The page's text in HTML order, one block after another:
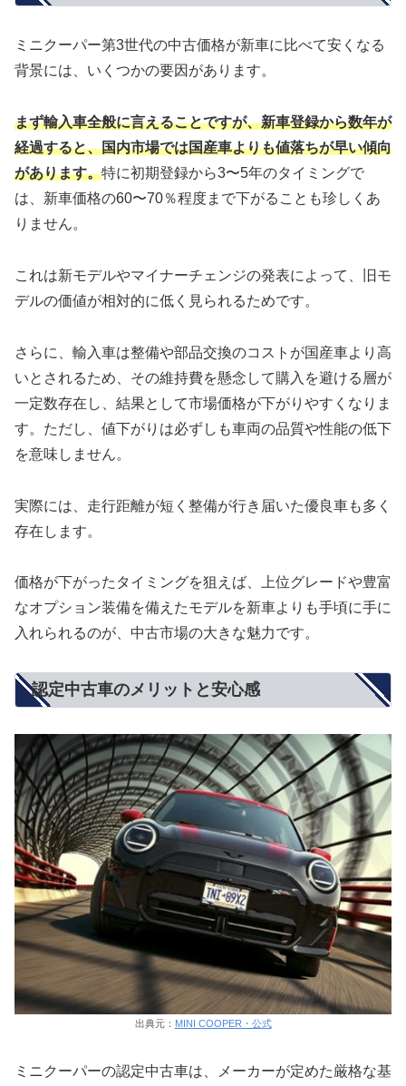
ミニクーパー第3世代の中古価格が新車に比べて安くなる
背景には、いくつかの要因があります。
まず輸入車全般に言えることですが、新車登録から数年が
経過すると、国内市場では国産車よりも値落ちが早い傾向
があります。特に初期登録から3〜5年のタイミングで
は、新車価格の60〜70％程度まで下がることも珍しくあ
りません。
これは新モデルやマイナーチェンジの発表によって、旧モ
デルの価値が相対的に低く見られるためです。
さらに、輸入車は整備や部品交換のコストが国産車より高
いとされるため、その維持費を懸念して購入を避ける層が
一定数存在し、結果として市場価格が下がりやすくなりま
す。ただし、値下がりは必ずしも車両の品質や性能の低下
を意味しません。
実際には、走行距離が短く整備が行き届いた優良車も多く
存在します。
価格が下がったタイミングを狙えば、上位グレードや豊富
なオプション装備を備えたモデルを新車よりも手頃に手に
入れられるのが、中古市場の大きな魅力です。
認定中古車のメリットと安心感
出典元： MINI COOPER・公式
ミニクーパーの認定中古車は、メーカーが定めた厳格な基